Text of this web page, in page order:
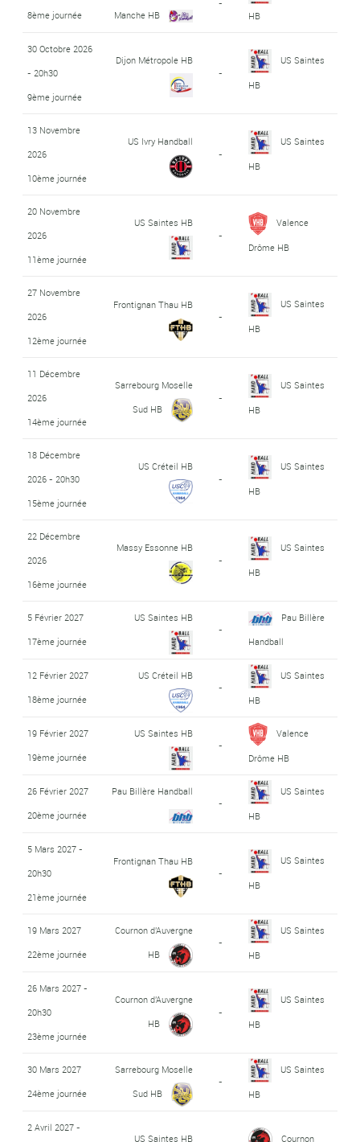
8ème journée Manche HB
-
HB
30 Octobre 2026
- 20h30
9ème journée
Dijon Métropole HB
-
US Saintes
HB
13 Novembre
2026
10ème journée
US Ivry Handball
-
US Saintes
HB
20 Novembre
2026
11ème journée
US Saintes HB
-
Valence
Drôme HB
27 Novembre
2026
12ème journée
Frontignan Thau HB
-
US Saintes
HB
11 Décembre
2026
14ème journée
Sarrebourg Moselle
Sud HB
-
US Saintes
HB
18 Décembre
2026 - 20h30
15ème journée
US Créteil HB
-
US Saintes
HB
22 Décembre
2026
16ème journée
Massy Essonne HB
-
US Saintes
HB
5 Février 2027
17ème journée
US Saintes HB
-
Pau Billère
Handball
12 Février 2027
18ème journée
US Créteil HB
-
US Saintes
HB
19 Février 2027
19ème journée
US Saintes HB
-
Valence
Drôme HB
26 Février 2027
20ème journée
Pau Billère Handball
-
US Saintes
HB
5 Mars 2027 -
20h30
21ème journée
Frontignan Thau HB
-
US Saintes
HB
19 Mars 2027
22ème journée
Cournon d'Auvergne
HB
-
US Saintes
HB
26 Mars 2027 -
20h30
23ème journée
Cournon d'Auvergne
HB
-
US Saintes
HB
30 Mars 2027
24ème journée
Sarrebourg Moselle
Sud HB
-
US Saintes
HB
2 Avril 2027 -
US Saintes HB
Cournon